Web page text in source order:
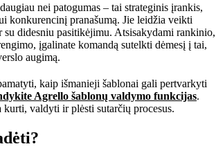
nei patogumas – tai strateginis įrankis,
konkurencinį pranašumą. Jie leidžia veikti
su didesniu pasitikėjimu. Atsisakydami rankinio,
įgalinate komandą sutelkti dėmesį į tai,
augimą.
kaip išmanieji šablonai gali pertvarkyti
Agrello šablonų valdymo funkcijas.
valdyti ir plėsti sutarčių procesus.